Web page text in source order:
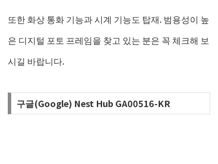
또한 화상 통화 기능과 시계 기능도 탑재. 범용성이 높
은 디지털 포토 프레임을 찾고 있는 분은 꼭 체크해 보
시길 바랍니다.
구글(Google) Nest Hub GA00516-KR